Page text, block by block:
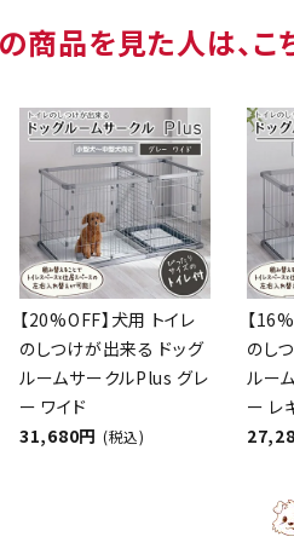
商品を見た人は、こ
【20%OFF】犬用 トイレ
のしつけが出来る ドッグ
ルームサークルPlus グレ
ー ワイド
31,680円 (税込)
【
のし
ルー
ー レ